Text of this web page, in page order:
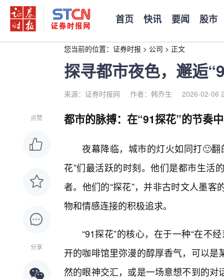
首页 快讯 要闻 股市
您当前的位置： 证券时报 > 公司 > 正文
探寻都市夜色，邂逅
来源：证券时报网 作者：韩乔生 2026-02-06
点赞
分享
都市的脉搏：在“91探花”的节奏
夜幕降临，城市的灯火如同打🙂
花”们最活跃的时刻。他们是都市生活
者。他们的“探花”，并非古时文人墨
物和情感连接的积极追求。
“91探花”的核心，在于一种“在不
开的咖啡馆里弥漫的醇厚香气，可以
然的眼神交汇，或是一场意想不到的